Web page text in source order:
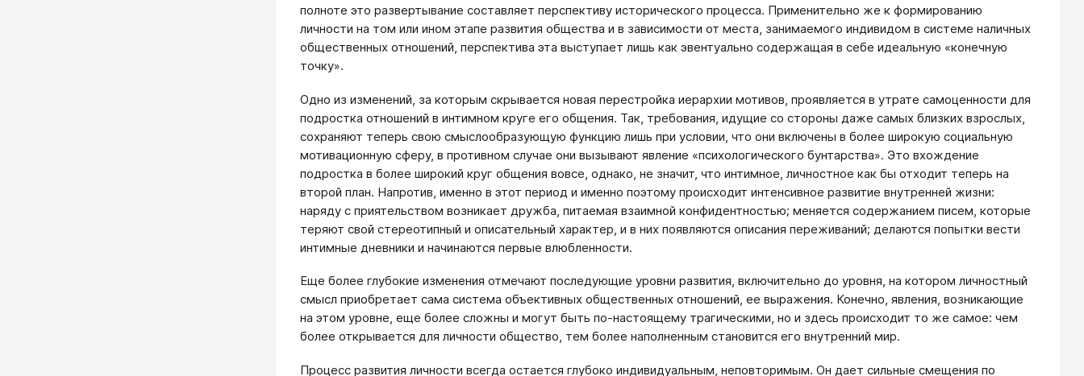
полноте это развертывание составляет перспективу исторического процесса. Применительно же к формированию
личности на том или ином этапе развития общества и в зависимости от места, занимаемого индивидом в системе наличных
общественных отношений, перспектива эта выступает лишь как эвентуально содержащая в себе идеальную «конечную
точку».
Одно из изменений, за которым скрывается новая перестройка иерархии мотивов, проявляется в утрате самоценности для
подростка отношений в интимном круге его общения. Так, требования, идущие со стороны даже самых близких взрослых,
сохраняют теперь свою смыслообразующую функцию лишь при условии, что они включены в более широкую социальную
мотивационную сферу, в противном случае они вызывают явление «психологического бунтарства». Это вхождение
подростка в более широкий круг общения вовсе, однако, не значит, что интимное, личностное как бы отходит теперь на
второй план. Напротив, именно в этот период и именно поэтому происходит интенсивное развитие внутренней жизни:
наряду с приятельством возникает дружба, питаемая взаимной конфидентностью; меняется содержанием писем, которые
теряют свой стереотипный и описательный характер, и в них появляются описания переживаний; делаются попытки вести
интимные дневники и начинаются первые влюбленности.
Еще более глубокие изменения отмечают последующие уровни развития, включительно до уровня, на котором личностный
смысл приобретает сама система объективных общественных отношений, ее выражения. Конечно, явления, возникающие
на этом уровне, еще более сложны и могут быть по-настоящему трагическими, но и здесь происходит то же самое: чем
более открывается для личности общество, тем более наполненным становится его внутренний мир.
Процесс развития личности всегда остается глубоко индивидуальным, неповторимым. Он дает сильные смещения по